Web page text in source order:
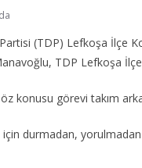
(TDP) Lefkoşa İlçe
TDP Lefkoşa İlçe
konusu görevi takım
durmadan, yorulmadan